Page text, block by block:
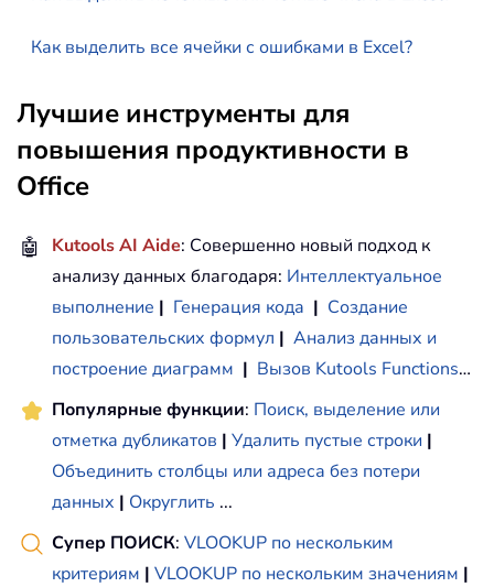
Как выделить все ячейки с ошибками в Excel?
Лучшие инструменты для
повышения продуктивности в
Office
🤖 Kutools AI Aide: Совершенно новый подход к
анализу данных благодаря: Интеллектуальное
выполнение | Генерация кода | Создание
пользовательских формул | Анализ данных и
построение диаграмм | Вызов Kutools Functions…
Популярные функции: Поиск, выделение или
отметка дубликатов | Удалить пустые строки |
Объединить столбцы или адреса без потери
данных | Округлить ...
Супер ПОИСК: VLOOKUP по нескольким
критериям | VLOOKUP по нескольким значениям |